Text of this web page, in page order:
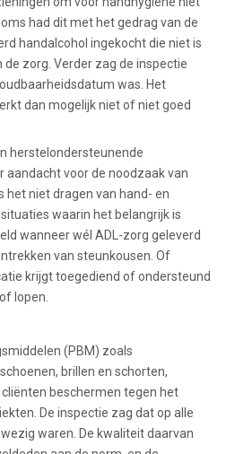
had dit met het gedrag van de
handalcohol ingekocht die niet is
zorg. Verder zag de inspectie
was. Het
dan mogelijk niet of niet goed
herstelondersteunende
aandacht voor de noodzaak van
het niet dragen van hand- en
waarin het belangrijk is
wanneer wél ADL-zorg geleverd
van steunkousen. Of
krijgt toegediend of ondersteund
lopen.
(PBM) zoals
brillen en schorten,
beschermen tegen het
De inspectie zag dat op alle
waren. De kwaliteit daarvan